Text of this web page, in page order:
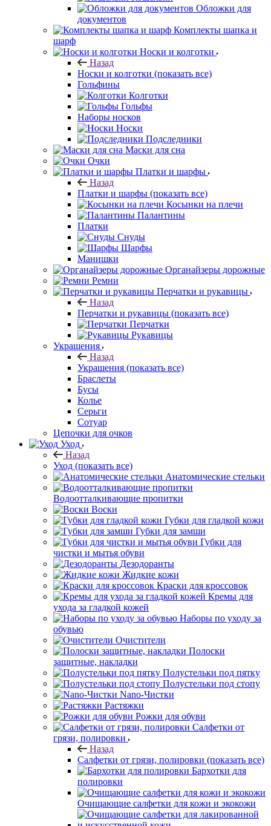
Обложки для
документов
Комплекты шапка и
шарф
Носки и колготки
Назад
Носки и колготки (показать все)
Гольфины
Колготки
Гольфы
Наборы носков
Носки
Подследники
Маски для сна
Очки
Платки и шарфы
Назад
Платки и шарфы (показать все)
Косынки на плечи
Палантины
Платки
Снуды
Шарфы
Манишки
Органайзеры дорожные
Ремни
Перчатки и рукавицы
Назад
Перчатки и рукавицы (показать все)
Перчатки
Рукавицы
Украшения
Назад
Украшения (показать все)
Браслеты
Бусы
Колье
Серьги
Сотуар
Цепочки для очков
Уход
Назад
Уход (показать все)
Анатомические стельки
Водоотталкивающие пропитки
Воски
Губки для гладкой кожи
Губки для замши
Губки для
чистки и мытья обуви
Дезодоранты
Жидкие кожи
Краски для кроссовок
Кремы для
ухода за гладкой кожей
Наборы по уходу за
обувью
Очистители
Полоски
защитные, накладки
Полустельки под пятку
Полустельки под стопу
Nano-Чистки
Растяжки
Рожки для обуви
Салфетки от
грязи, полировки
Назад
Салфетки от грязи, полировки (показать все)
Бархотки для
полировки
Очищающие салфетки для кожи и экокожи